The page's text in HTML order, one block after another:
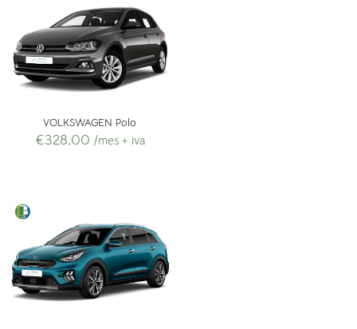
VOLKSWAGEN Polo
€328,00 /mes + iva